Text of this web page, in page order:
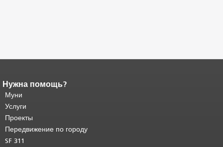
Конец содержимого
страницы.
страницы повторяется на каждой
странице.
основного содержимого .
Нужна помощь?
Муни
Услуги
Проекты
Передвижение по городу
SF 311